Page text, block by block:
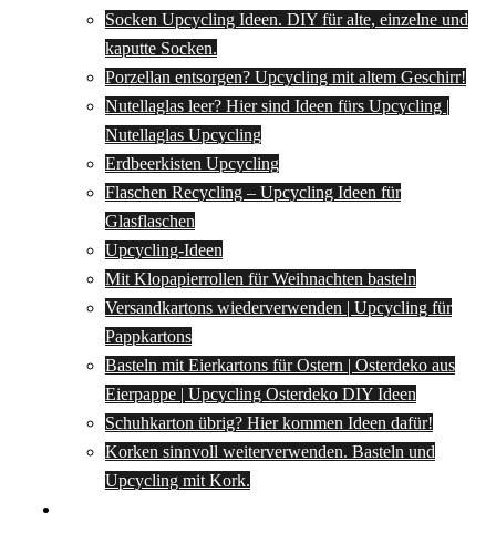
Socken Upcycling Ideen. DIY für alte, einzelne und
kaputte Socken.
Porzellan entsorgen? Upcycling mit altem Geschirr!
Nutellaglas leer? Hier sind Ideen fürs Upcycling |
Nutellaglas Upcycling
Erdbeerkisten Upcycling
Flaschen Recycling – Upcycling Ideen für
Glasflaschen
Upcycling-Ideen
Mit Klopapierrollen für Weihnachten basteln
Versandkartons wiederverwenden | Upcycling für
Pappkartons
Basteln mit Eierkartons für Ostern | Osterdeko aus
Eierpappe | Upcycling Osterdeko DIY Ideen
Schuhkarton übrig? Hier kommen Ideen dafür!
Korken sinnvoll weiterverwenden. Basteln und
Upcycling mit Kork.